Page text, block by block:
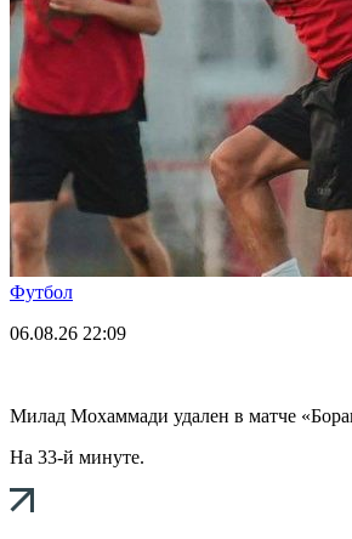
Футбол
06.08.26 22:09
Милад Мохаммади удален в матче
На 33-й минуте.